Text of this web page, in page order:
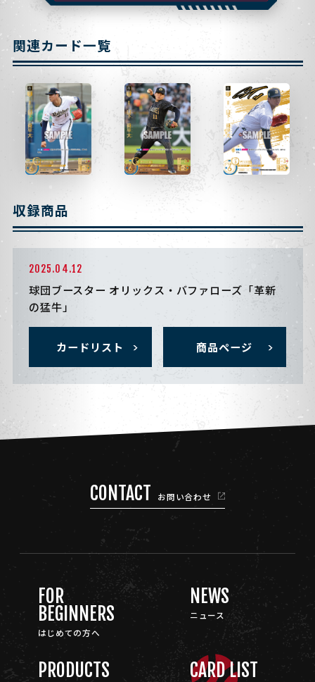
関連カード一覧
収録商品
2025.04.12
球団ブースター オリックス・バファローズ「革新
の猛牛」
カードリスト 商品ページ
CONTACT お問い合わせ
FOR
BEGINNERS
はじめての方へ
NEWS
ニュース
PRODUCTS CARD LIST